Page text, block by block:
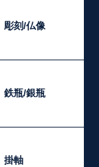
彫刻/仏像
鉄瓶/銀瓶
掛軸